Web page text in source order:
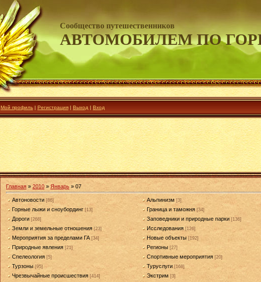
Сообщество путешественников
АВТОМОБИЛЕМ ПО
Мой профиль | Регистрация | Выход | Вход
Главная » 2010 » Январь » 07
Автоновости [86] Альпинизм [3]
Горные лыжи и сноубординг [13] Граница и таможня [34]
Дороги [268] Заповедники и природные парки [136]
Земли и земельные отношения [23] Исследования [126]
Мероприятия за пределами ГА [34] Новые объекты [192]
Природные явления [21] Регионы [27]
Спелеология [5] Спортивные мероприятия [20]
Турзоны [95] Туруслуги [168]
Чрезвычайные происшествия [414] Экстрим [3]